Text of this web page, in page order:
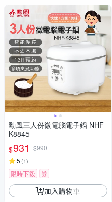
勳風三人份微電腦電子鍋 NHF-
K8845
$931 $990
5 (1)
限時下殺 券
加入購物車